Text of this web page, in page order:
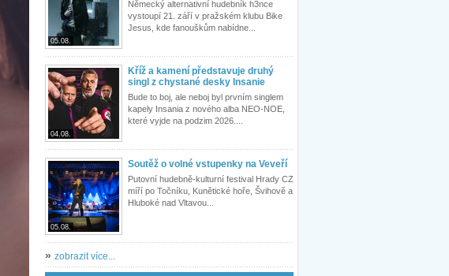
05.08.
Německý alternativní hudebník h3nce
vystoupí 21. září v pražském klubu Bike
Jesus, kde fanouškům nabídne...
04.08.
Kříž a kamení představuje druhý
singl z chystané desky Insanie
Bude to boj, ale neboj byl prvním singlem
kapely Insania z nového alba NEO-NOE,
které vyjde na podzim 2026....
05.08.
Soutěž o volné vstupenky na Veveří
Putovní hudebně-kulturní festival Hrady CZ
míří po Točníku, Kunětické hoře, Švihově a
Hluboké nad Vltavou...
» zobrazit více...